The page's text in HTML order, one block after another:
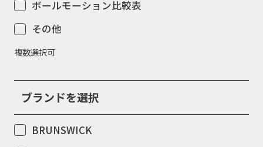
ボールモーション比較表
その他
複数選択可
ブランドを選択
BRUNSWICK